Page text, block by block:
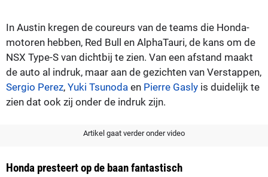
In Austin kregen de coureurs van de teams die Honda-
motoren hebben, Red Bull en AlphaTauri, de kans om de
NSX Type-S van dichtbij te zien. Van een afstand maakt
de auto al indruk, maar aan de gezichten van Verstappen,
Sergio Perez, Yuki Tsunoda en Pierre Gasly is duidelijk te
zien dat ook zij onder de indruk zijn.
Artikel gaat verder onder video
Honda presteert op de baan fantastisch